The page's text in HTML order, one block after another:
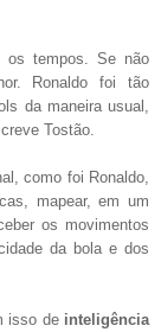
os tempos. Se não
Ronaldo foi tão
da maneira usual,
Tostão.
como foi Ronaldo,
mapear, em um
os movimentos
da bola e dos
isso de inteligência